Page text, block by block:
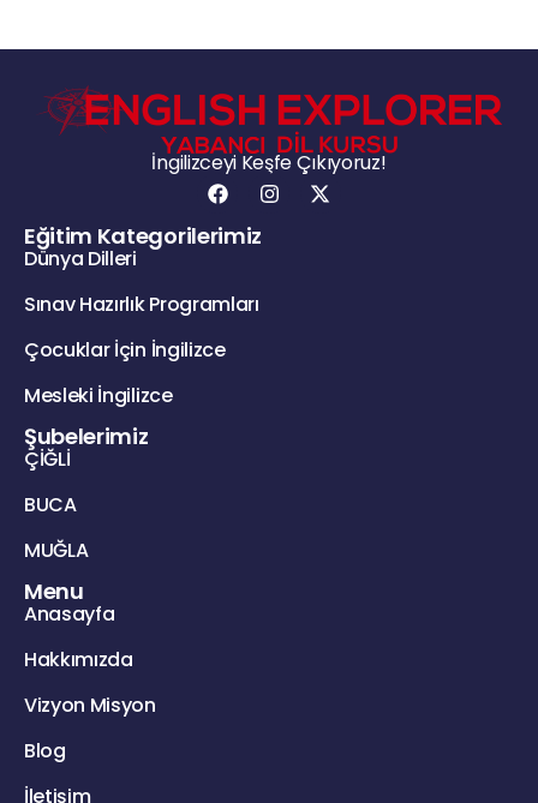
İngilizceyi Keşfe Çıkıyoruz!
Eğitim Kategorilerimiz
Dünya Dilleri
Sınav Hazırlık Programları
Çocuklar İçin İngilizce
Mesleki İngilizce
Şubelerimiz
ÇİĞLİ
BUCA
MUĞLA
Menu
Anasayfa
Hakkımızda
Vizyon Misyon
Blog
İletişim